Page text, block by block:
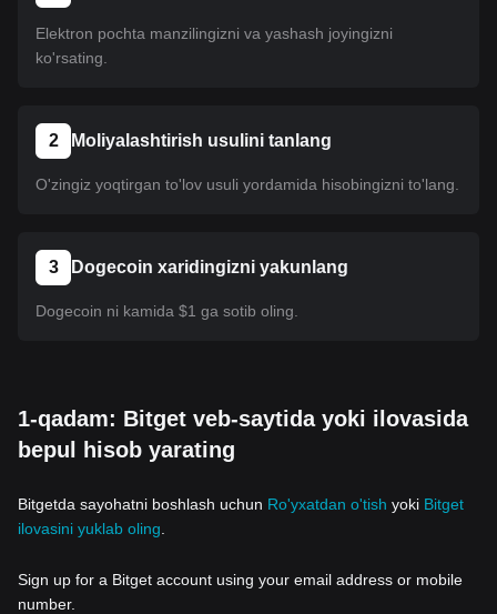
Elektron pochta manzilingizni va yashash joyingizni
ko'rsating.
2 Moliyalashtirish usulini tanlang
O'zingiz yoqtirgan to'lov usuli yordamida hisobingizni to'lang.
3 Dogecoin xaridingizni yakunlang
Dogecoin ni kamida $1 ga sotib oling.
1-qadam: Bitget veb-saytida yoki ilovasida
bepul hisob yarating
Bitgetda sayohatni boshlash uchun Ro'yxatdan o'tish yoki Bitget
ilovasini yuklab oling
Sign up for a Bitget account using your email address or mobile
number.